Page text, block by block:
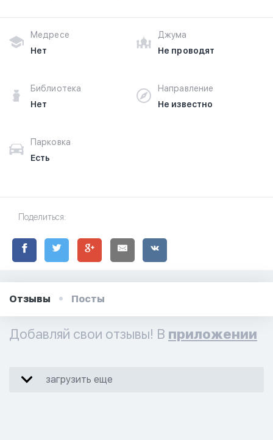
Медресе
Нет
Джума
Не проводят
Библиотека
Нет
Направление
Не известно
Парковка
Есть
Поделиться:
Отзывы Посты
Добавляй свои отзывы! В приложении
загрузить еще